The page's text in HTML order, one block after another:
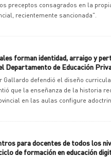
preceptos consagrados en la
recientemente sancionada".
forman identidad, arraigo y
Departamento de Educación
Gallardo defendió el diseño
que la enseñanza de la historia
en las aulas configure
para docentes de todos los
de formación en educación